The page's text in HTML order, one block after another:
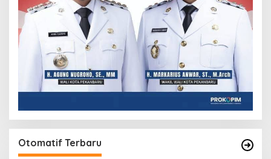
Otomatif Terbaru